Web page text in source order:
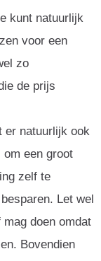
kunt natuurlijk
voor een
zo
de prijs
er natuurlijk ook
een groot
zelf te
Let wel
doen omdat
Bovendien